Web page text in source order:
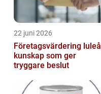
22 juni 2026
Företagsvärdering luleå
kunskap som ger
tryggare beslut